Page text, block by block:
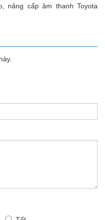
, nâng cấp âm thanh Toyota